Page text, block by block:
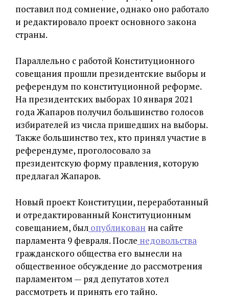
поставил под сомнение, однако оно работало
и редактировало проект основного закона
страны.
Параллельно с работой Конституционного
совещания прошли президентские выборы и
референдум по конституционной реформе.
На президентских выборах 10 января 2021
года Жапаров получил большинство голосов
избирателей из числа пришедших на выборы.
Также большинство тех, кто принял участие в
референдуме, проголосовало за
президентскую форму правления, которую
предлагал Жапаров.
Новый проект Конституции, переработанный
и отредактированный Конституционным
совещанием, был опубликован на сайте
парламента 9 февраля. После недовольства
гражданского общества его вынесли на
общественное обсуждение до рассмотрения
парламентом — ряд депутатов хотел
рассмотреть и принять его тайно.